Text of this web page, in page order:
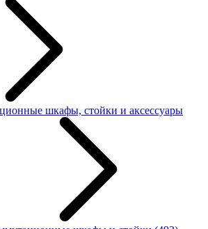
шкафы, стойки и аксессуары